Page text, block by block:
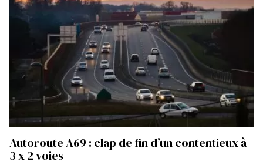
Autoroute A69 : clap de fin d’un contentieux à
3 x 2 voies